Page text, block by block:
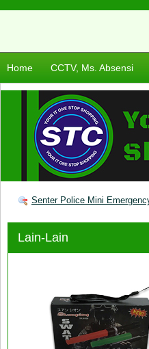
Home CCTV, Ms. Absensi
Senter Police Mini
Lain-Lain